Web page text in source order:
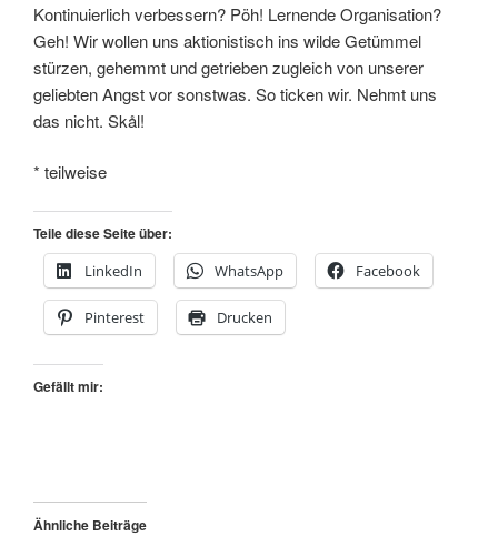
Kontinuierlich verbessern? Pöh! Lernende Organisation?
Geh! Wir wollen uns aktionistisch ins wilde Getümmel
stürzen, gehemmt und getrieben zugleich von unserer
geliebten Angst vor sonstwas. So ticken wir. Nehmt uns
das nicht. Skål!
* teilweise
Teile diese Seite über:
LinkedIn
WhatsApp Facebook
Pinterest Drucken
Gefällt mir:
Ähnliche Beiträge